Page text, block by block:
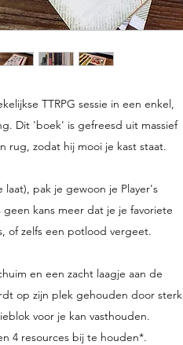
TTRPG sessie in een enkel,
Dit 'boek' is gefreesd uit massief
rug, zodat hij mooi je kast staat.
pak je gewoon je Player's
kans meer dat je je favoriete
of zelfs een potlood vergeet.
en een zacht laagje aan de
op zijn plek gehouden door sterk
voor je kan vasthouden.
4 resources bij te houden*.